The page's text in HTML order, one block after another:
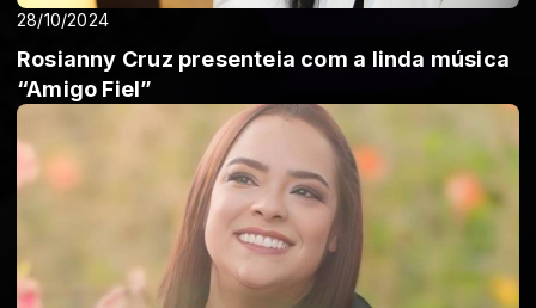
28/10/2024
Rosianny Cruz presenteia com a linda música
“Amigo Fiel”